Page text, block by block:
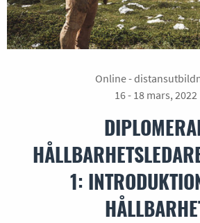
Online -
16 - 18 mars, 2022
1: